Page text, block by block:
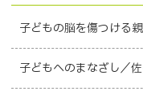
子どもの脳を傷つける
子どもへのまなざし／